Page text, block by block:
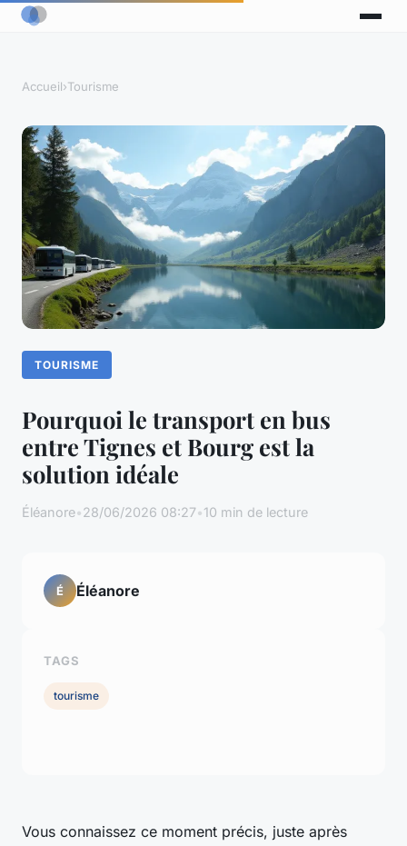
Accueil›Tourisme
TOURISME
Pourquoi le transport en bus
entre Tignes et Bourg est la
solution idéale
Éléanore•28/06/2026 08:27•10 min de lecture
Vous connaissez ce moment précis, juste après
É Éléanore
TAGS
tourisme